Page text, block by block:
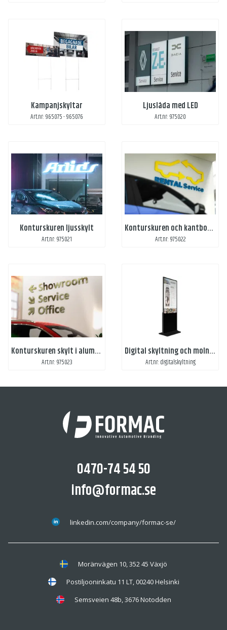
Kampanjskyltar
Art.nr: 965075 - 965076
Ljuslåda med LED
Art.nr: 975020
Konturskuren ljusskylt
Art.nr: 975021
Konturskuren och kantbockad skylt i aluminium
Art.nr: 975022
Konturskuren skylt i aluminium
Art.nr: 975023
Digital skyltning och molntjänst
Art.nr: digitalskyltning
0470-74 54 50
info@formac.se
linkedin.com/company/formac-se/
Moränvägen 10, 352 45 Växjö
Postiljooninkatu 11 LT, 00240 Helsinki
Semsveien 48b, 3676 Notodden